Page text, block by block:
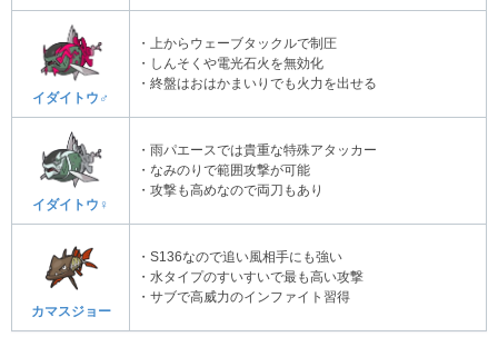
イダイトウ♂
・上からウェーブタックルで制圧
・しんそくや電光石火を無効化
・終盤はおはかまいりでも火力を出せる
イダイトウ♀
・雨パエースでは貴重な特殊アタッカー
・なみのりで範囲攻撃が可能
・攻撃も高めなので両刀もあり
カマスジョー
・S136なので追い風相手にも強い
・水タイプのすいすいで最も高い攻撃
・サブで高威力のインファイト習得